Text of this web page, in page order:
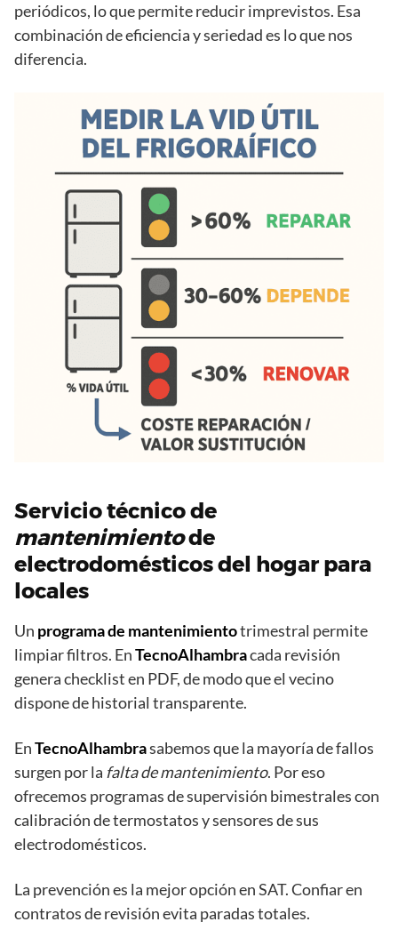
periódicos, lo que permite reducir imprevistos. Esa
combinación de eficiencia y seriedad es lo que nos
diferencia.
Servicio técnico de
mantenimientode
electrodomésticos del hogar para
locales
Un programa de mantenimientotrimestral permite
limpiar filtros. EnTecnoAlhambracada revisión
genera checklist en PDF, de modo que el vecino
dispone de historial transparente.
EnTecnoAlhambrasabemos que la mayoría de fallos
surgen por la falta de mantenimiento. Por eso
ofrecemos programas de supervisión bimestrales con
calibración de termostatos y sensores de sus
electrodomésticos.
La prevención es la mejor opción en SAT. Confiar en
contratos de revisión evita paradas totales.